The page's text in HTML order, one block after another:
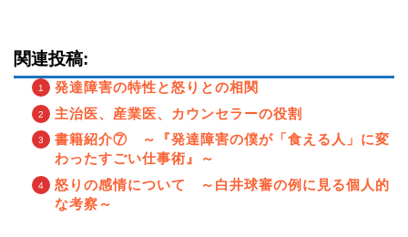
関連投稿:
発達障害の特性と怒りとの相関
主治医、産業医、カウンセラーの役割
書籍紹介⑦ ～『発達障害の僕が「食える人」に変
わったすごい仕事術』～
怒りの感情について ～白井球審の例に見る個人的
な考察～